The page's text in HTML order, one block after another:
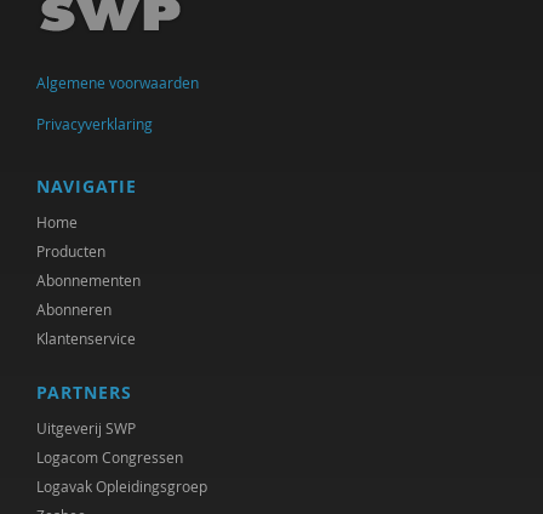
Algemene voorwaarden
Privacyverklaring
NAVIGATIE
Home
Producten
Abonnementen
Abonneren
Klantenservice
PARTNERS
Uitgeverij SWP
Logacom Congressen
Logavak Opleidingsgroep